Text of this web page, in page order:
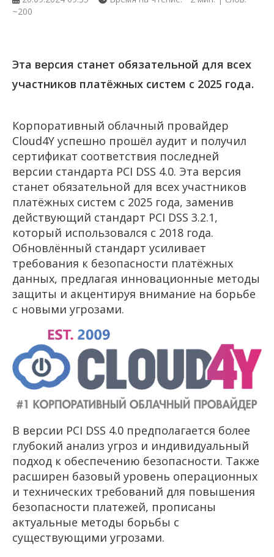
~200
Эта версия станет обязательной для всех
участников платёжных систем с 2025 года.
Корпоративный облачный провайдер
Cloud4Y успешно прошёл аудит и получил
сертификат соответствия последней
версии стандарта PCI DSS 4.0. Эта версия
станет обязательной для всех участников
платёжных систем с 2025 года, заменив
действующий стандарт PCI DSS 3.2.1,
который использовался с 2018 года.
Обновлённый стандарт усиливает
требования к безопасности платёжных
данных, предлагая инновационные методы
защиты и акцентируя внимание на борьбе
с новыми угрозами.
В версии PCI DSS 4.0 предполагается более
глубокий анализ угроз и индивидуальный
подход к обеспечению безопасности. Также
расширен базовый уровень операционных
и технических требований для повышения
безопасности платежей, прописаны
актуальные методы борьбы с
существующими угрозами.